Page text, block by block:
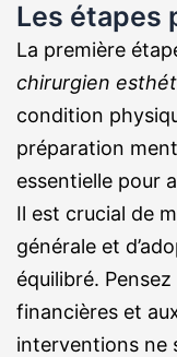
Les étapes
La première
chirurgien
condition
préparation
essentielle pour
Il est crucial de
générale et
équilibré.
financières et
interventions ne